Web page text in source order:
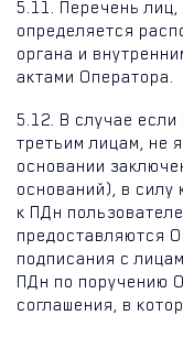
5.11. Перечень
определяется
органа и
актами Оператора.
5.12. В случае
третьим лицам, не
основании
оснований), в силу
к ПДн
предоставляются
подписания с
ПДн по поручению
соглашения, в